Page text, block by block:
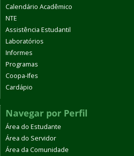
Calendário Acadêmico
NTE
Assistência Estudantil
Laboratórios
Informes
Programas
Coopa-Ifes
Cardápio
Navegar por Perfil
Área do Estudante
Área do Servidor
Área da Comunidade